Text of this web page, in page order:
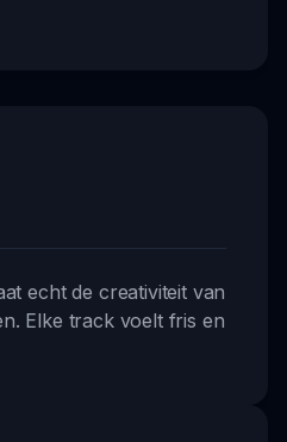
echt de creativiteit van
Elke track voelt fris en